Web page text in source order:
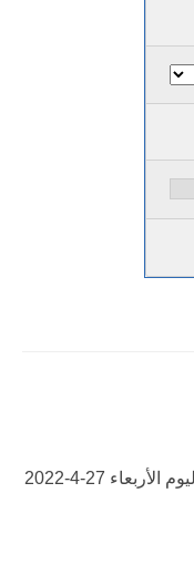
أسعار العملات اليوم الأربعاء 27-4-2022